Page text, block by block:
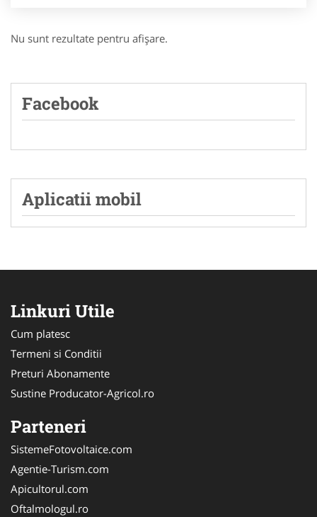
Nu sunt rezultate pentru afişare.
Facebook
Aplicatii mobil
Linkuri Utile
Cum platesc
Termeni si Conditii
Preturi Abonamente
Sustine Producator-Agricol.ro
Parteneri
SistemeFotovoltaice.com
Agentie-Turism.com
Apicultorul.com
Oftalmologul.ro